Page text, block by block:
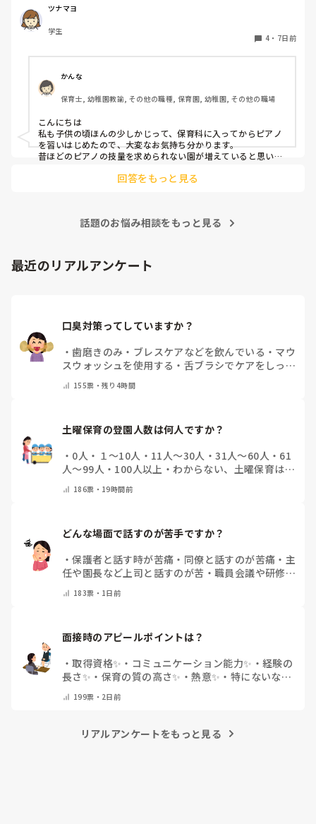
にもこんな苦戦してる人はじめて見たと言われる始末です🥲︎
保育士になって弾かなきゃいけないと考えるだけでゾッとし
ます😭
安です、
ツナマヨ
学生
4 ・ 7日前
かんな
保育士, 幼稚園教諭, その他の職種, 保育園, 幼稚園, その他の職場
こんにちは
私も子供の頃ほんの少しかじって、保育科に入ってからピアノ
を習いはじめたので、大変なお気持ち分かります。
昔ほどのピアノの技量を求められない園が増えていると思いま
人前で弾くのも回数をこなすしかないかもです(^_^;)
回答をもっと見る
話題のお悩み相談をもっと見る
最近のリアルアンケート
口臭対策ってしていますか？
・歯磨きのみ ・ ブレスケアなどを飲んでいる ・ マウ
スウォッシュを使用する ・ 舌ブラシでケアをしっか
の他(コメントで教えて下さい)
155票・残り4時間
土曜保育の登園人数は何人ですか？
・ 0人 ・ １～10人 ・ 11人～30人 ・31人～60人 ・ 61
人～99人 ・ 100人以上 ・ わからない、土曜保育はな
186票・ 19時間前
どんな場面で話すのが苦手ですか？
・保護者と話す時が苦痛 ・ 同僚と話すのが苦痛 ・ 主
任や園長など上司と話すのが苦 ・ 職員会議や研修場
他(コメントで教えてください)
183票・ 1日前
面接時のアピールポイントは？
・取得資格✨ ・ コミュニケーション能力✨ ・ 経験の
長さ✨ ・ 保育の質の高さ✨ ・熱意✨ ・ 特にないな・
199票・ 2日前
リアルアンケートをもっと見る